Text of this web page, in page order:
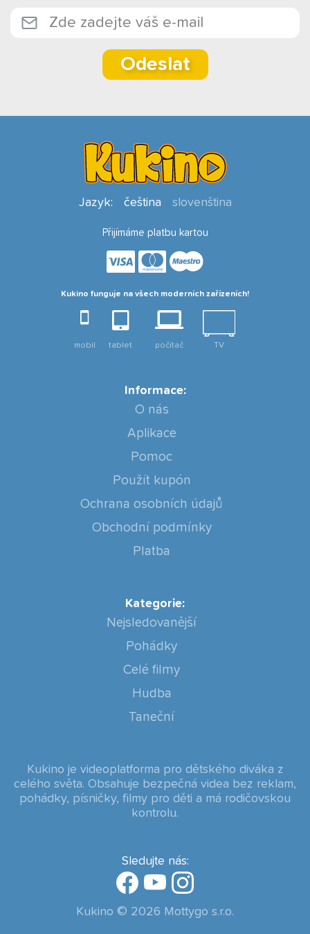
Odeslat
Informace:
O nás
Aplikace
Pomoc
Použít kupón
Ochrana osobních údajů
Obchodní podmínky
Platba
Kategorie:
Nejsledovanější
Pohádky
Celé filmy
Hudba
Taneční
Jazyk: čeština slovenština
Přijímáme platbu kartou
Kukino funguje na všech moderních zařízeních!
mobil tablet počítač TV
Sledujte nás:
Kukino © 2026 Mottygo s.r.o.
Kukino je videoplatforma pro dětského diváka z
celého světa. Obsahuje bezpečná videa bez reklam,
pohádky, písničky, filmy pro děti a má rodičovskou
kontrolu.